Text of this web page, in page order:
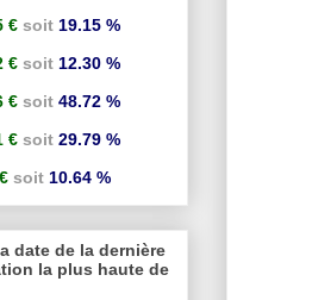
€ soit 19.15 %
€ soit 12.30 %
€ soit 48.72 %
€ soit 29.79 %
soit 10.64 %
date de la dernière
la plus haute de